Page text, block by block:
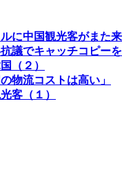
に中国観光客がまた
議でキャッチコピー
（２）
物流コストは高い」
客（１）